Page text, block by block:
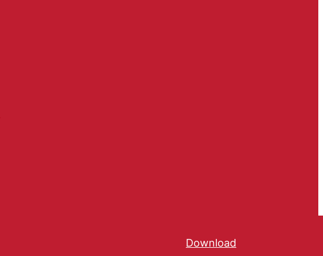
DownloadHent notatet